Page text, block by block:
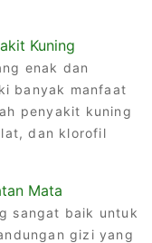
Kuning
enak dan
banyak manfaat
penyakit kuning
dan klorofil
Mata
sangat baik untuk
gizi yang